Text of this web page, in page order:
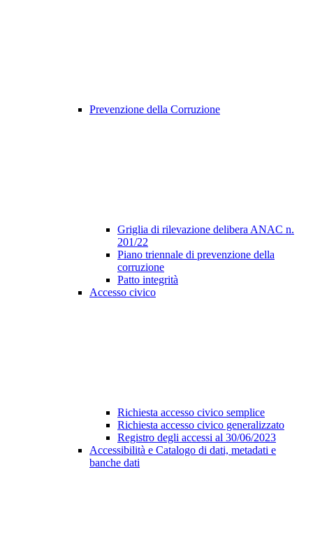
Prevenzione della Corruzione
Griglia di rilevazione delibera ANAC n.
201/22
Piano triennale di prevenzione della
corruzione
Patto integrità
Accesso civico
Richiesta accesso civico semplice
Richiesta accesso civico generalizzato
Registro degli accessi al 30/06/2023
Accessibilità e Catalogo di dati, metadati e
banche dati